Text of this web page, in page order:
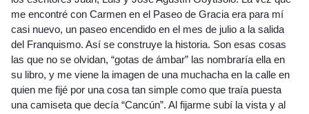
me encontré con Carmen en el Paseo de Gracia era para mí
casi nuevo, un paseo encendido en el mes de julio a la salida
del Franquismo. Así se construye la historia. Son esas cosas
las que no se olvidan, “gotas de ámbar” las nombraría ella en
su libro, y me viene la imagen de una muchacha en la calle en
quien me fijé por una cosa tan simple como que traía puesta
una camiseta que decía “Cancún”. Al fijarme subí la vista y al